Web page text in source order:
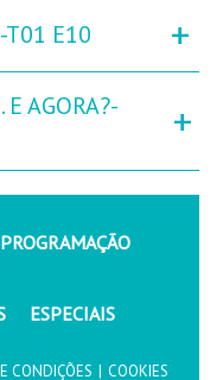
T01 E10 +
AGORA?-
+
PROGRAMAÇÃO
ESPECIAIS
CONDIÇÕES | COOKIES